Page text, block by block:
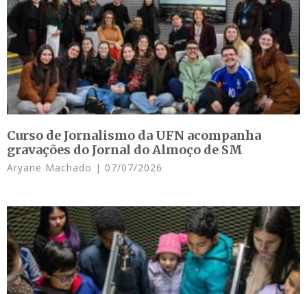
Curso de Jornalismo da UFN acompanha
gravações do Jornal do Almoço de SM
Aryane Machado 07/07/2026